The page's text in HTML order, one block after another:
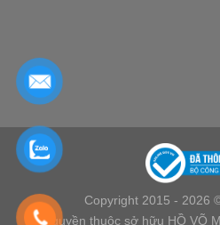
Copyright 2015 - 2026
Bản quyền thuộc sở hữu HỒ VÕ